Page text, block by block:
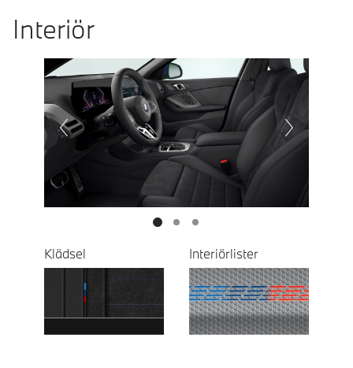
Interiör
Prevoius
Next
Klädsel Interiörlister